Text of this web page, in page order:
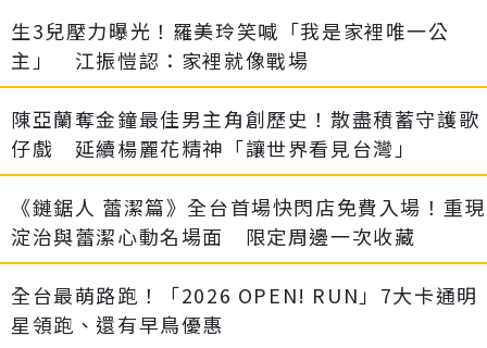
生3兒壓力曝光！羅美玲笑喊「我是家裡唯一公
主」 江振愷認：家裡就像戰場
陳亞蘭奪金鐘最佳男主角創歷史！散盡積蓄守護歌
仔戲 延續楊麗花精神「讓世界看見台灣」
《鏈鋸人 蕾潔篇》全台首場快閃店免費入場！重現
淀治與蕾潔心動名場面 限定周邊一次收藏
全台最萌路跑！「2026 OPEN! RUN」7大卡通明
星領跑、還有早鳥優惠